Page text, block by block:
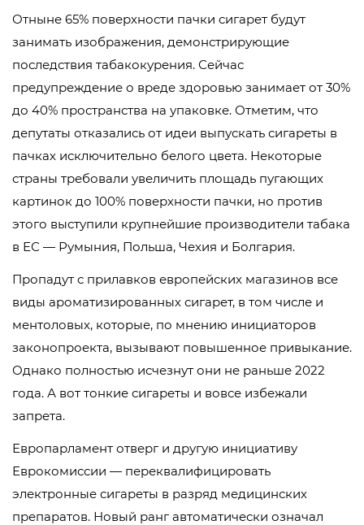
Отныне 65% поверхности пачки сигарет будут
занимать изображения, демонстрирующие
последствия табакокурения. Сейчас
предупреждение о вреде здоровью занимает от 30%
до 40% пространства на упаковке. Отметим, что
депутаты отказались от идеи выпускать сигареты в
пачках исключительно белого цвета. Некоторые
страны требовали увеличить площадь пугающих
картинок до 100% поверхности пачки, но против
этого выступили крупнейшие производители табака
в ЕС — Румыния, Польша, Чехия и Болгария.
Пропадут с прилавков европейских магазинов все
виды ароматизированных сигарет, в том числе и
ментоловых, которые, по мнению инициаторов
законопроекта, вызывают повышенное привыкание.
Однако полностью исчезнут они не раньше 2022
года. А вот тонкие сигареты и вовсе избежали
запрета.
Европарламент отверг и другую инициативу
Еврокомиссии — переквалифицировать
электронные сигареты в разряд медицинских
препаратов. Новый ранг автоматически означал